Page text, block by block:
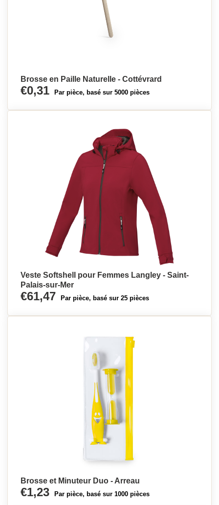
Brosse en Paille Naturelle - Cottévrard
€0,31 Par pièce, basé sur 5000 pièces
Veste Softshell pour Femmes Langley - Saint-
Palais-sur-Mer
€61,47 Par pièce, basé sur 25 pièces
Brosse et Minuteur Duo - Arreau
€1,23 Par pièce, basé sur 1000 pièces